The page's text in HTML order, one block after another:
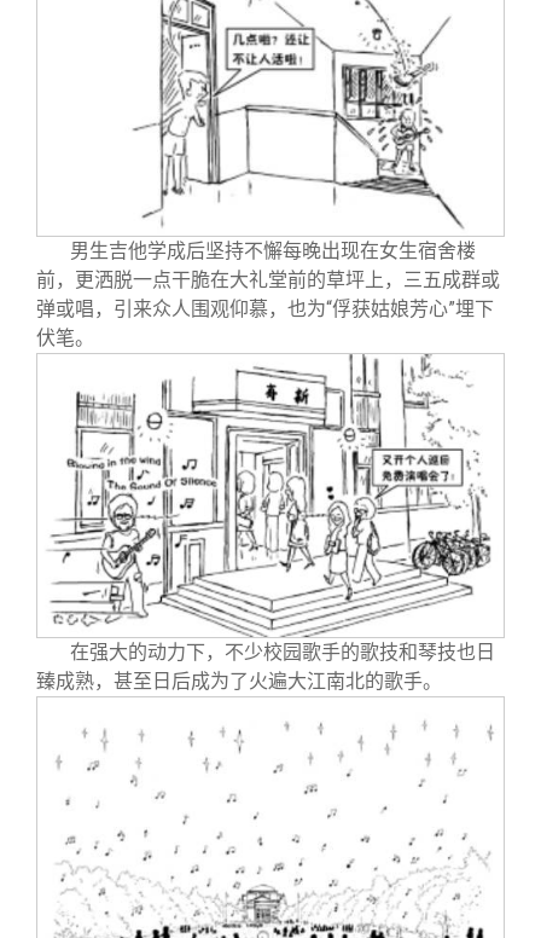
男生吉他学成后坚持不懈每晚出现在女生宿舍楼
前，更洒脱一点干脆在大礼堂前的草坪上，三五成群或
弹或唱，引来众人围观仰慕，也为“俘获姑娘芳心”埋下
伏笔。
在强大的动力下，不少校园歌手的歌技和琴技也日
臻成熟，甚至日后成为了火遍大江南北的歌手。